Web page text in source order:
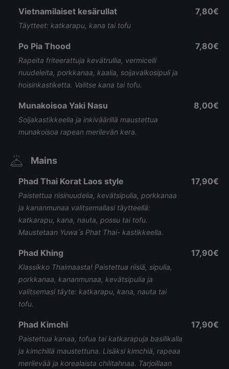
Vietnamilaiset kesärullat
Täytteet: katkarapu, kana tai tofu
7,80€
Po Pia Thood
Rapeita friteerattuja kevätrullia, vermicelli
nuudeleita, porkkanaa, kaalia, soijavalkosipuli ja
hoisinkastiketta. Valitse kana tai tofu.
7,80€
Munakoisoa Yaki Nasu
Soijakastikkeella ja inkiväärillä maustettua
munakoisoa rapean merilevän kera.
8,00€
Mains
Phad Thai Korat Laos style
Paistettua riisinuudelia, kevätsipulia, porkkanaa
ja kananmunaa valitsemallasi täytteellä:
katkarapu, kana, nauta, possu tai tofu.
Maustetaan Yuwa ́s Phat Thai- kastikkeella.
17,90€
Phad Khing
Klassikko Thaimaasta! Paistettua riisiä, sipulia,
porkkanaa, kananmunaa, kevätsipulia ja
valitsemasi täyte: katkarapu, kana, nauta tai
tofu.
17,90€
Phad Kimchi
Paistettua kanaa, tofua tai katkarapuja basilikalla
ja kimchillä maustettuna. Lisäksi kimchiä, rapeaa
merilevää ja korealaista chilitahnaa. Tarjoillaan
17,90€